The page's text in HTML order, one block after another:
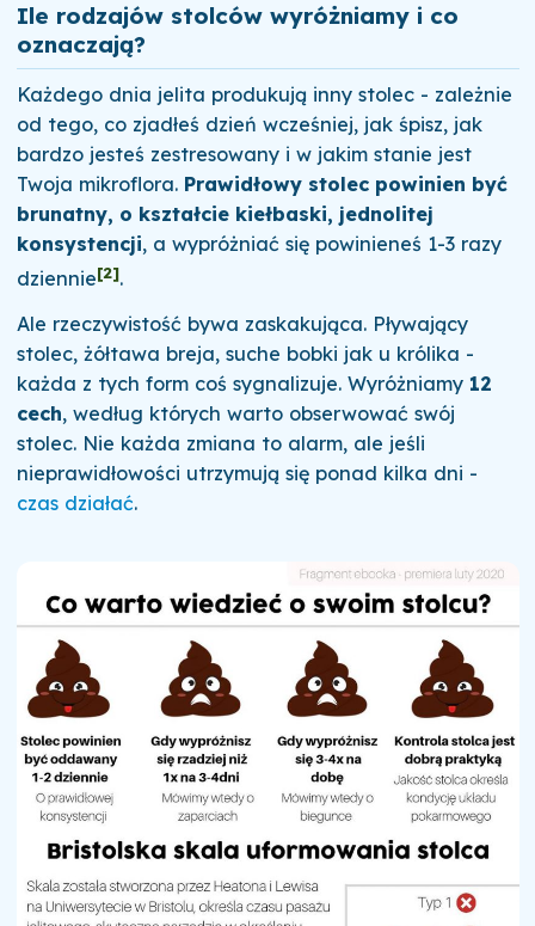
Ile rodzajów stolców wyróżniamy i co
oznaczają?
Każdego dnia jelita produkują inny stolec - zależnie
od tego, co zjadłeś dzień wcześniej, jak śpisz, jak
bardzo jesteś zestresowany i w jakim stanie jest
Twoja mikroflora. Prawidłowy stolec powinien być
brunatny, o kształcie kiełbaski, jednolitej
konsystencji, a wypróżniać się powinieneś 1-3 razy
dziennie[2].
Ale rzeczywistość bywa zaskakująca. Pływający
stolec, żółtawa breja, suche bobki jak u królika -
każda z tych form coś sygnalizuje. Wyróżniamy 12
cech, według których warto obserwować swój
stolec. Nie każda zmiana to alarm, ale jeśli
nieprawidłowości utrzymują się ponad kilka dni -
czas działać.